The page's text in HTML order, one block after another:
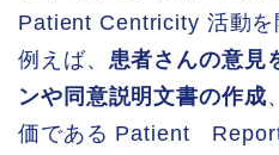
Patient Centricity 活動を
例えば、 患者さんの意見
ンや同意説明文書の作成
価である Patient